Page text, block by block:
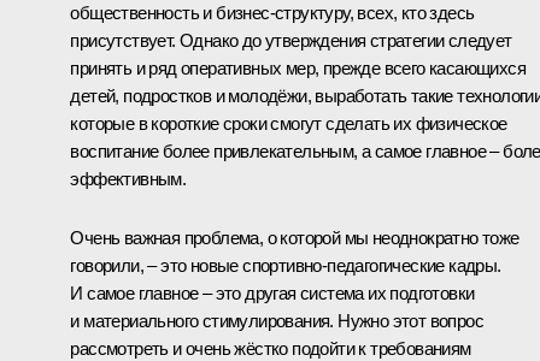
общественность и бизнес-структуру, всех, кто здесь
присутствует. Однако до утверждения стратегии следует
принять и ряд оперативных мер, прежде всего касающихся
детей, подростков и молодёжи, выработать такие
которые в короткие сроки смогут сделать их физическое
воспитание более привлекательным, а самое главное –
эффективным.
Очень важная проблема, о которой мы неоднократно тоже
говорили, – это новые спортивно-педагогические кадры.
И самое главное – это другая система их подготовки
и материального стимулирования. Нужно этот вопрос
рассмотреть и очень жёстко подойти к требованиям